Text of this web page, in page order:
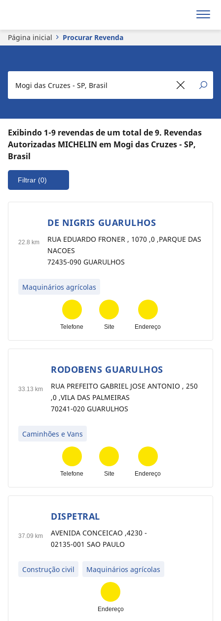
Página inicial Procurar Revenda
Exibindo 1-9 revendas de um total de 9. Revendas
Autorizadas MICHELIN em Mogi das Cruzes - SP,
Brasil
Filtrar (0)
22.8 km
DE NIGRIS GUARULHOS
RUA EDUARDO FRONER , 1070 ,0 ,PARQUE DAS
NACOES
72435-090 GUARULHOS
Maquinários agrícolas
Telefone Site Endereço
33.13 km
RODOBENS GUARULHOS
RUA PREFEITO GABRIEL JOSE ANTONIO , 250
,0 ,VILA DAS PALMEIRAS
70241-020 GUARULHOS
Caminhões e Vans
Telefone Site Endereço
37.09 km
DISPETRAL
AVENIDA CONCEICAO ,4230 -
02135-001 SAO PAULO
Construção civil Maquinários agrícolas
Endereço